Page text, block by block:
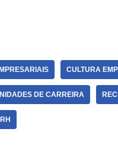
CULTURA
DE CARREIRA